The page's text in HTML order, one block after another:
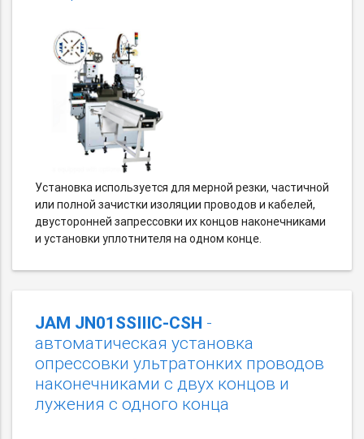
Установка используется для мерной резки, частичной
или полной зачистки изоляции проводов и кабелей,
двусторонней запрессовки их концов наконечниками
и установки уплотнителя на одном конце.
JAM JN01SSIIIC-CSH -
автоматическая установка
опрессовки ультратонких проводов
наконечниками с двух концов и
лужения с одного конца